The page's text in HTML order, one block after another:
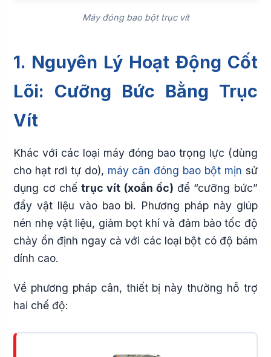
Máy đóng bao bột trục vít
1. Nguyên Lý Hoạt Động Cốt
Lõi: Cưỡng Bức Bằng Trục
Vít
Khác với các loại máy đóng bao trọng lực (dùng
cho hạt rơi tự do), máy cân đóng bao bột mịn sử
dụng cơ chếtrục vít (xoắn ốc) để “cưỡng bức”
đẩy vật liệu vào bao bì. Phương pháp này giúp
nén nhẹ vật liệu, giảm bọt khí và đảm bảo tốc độ
chảy ổn định ngay cả với các loại bột có độ bám
dính cao.
Về phương pháp cân, thiết bị này thường hỗ trợ
hai chế độ: